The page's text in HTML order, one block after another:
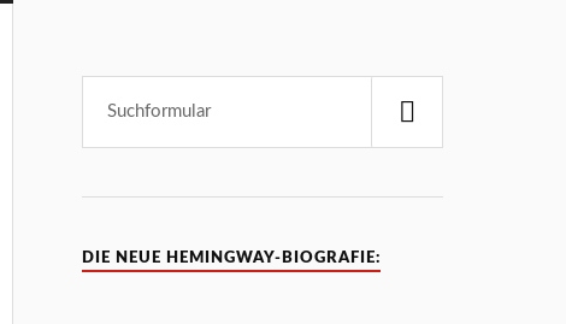
DIE NEUE HEMINGWAY-BIOGRAFIE: